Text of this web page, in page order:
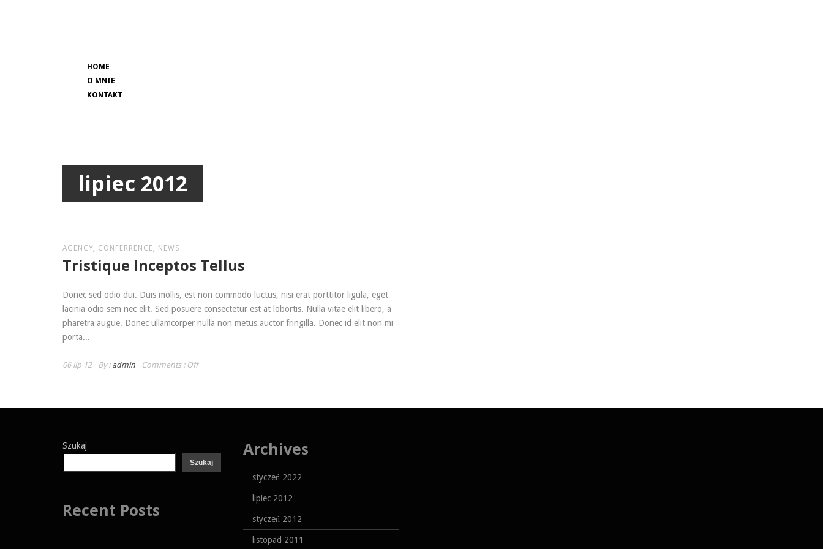
HOME
O MNIE
KONTAKT
lipiec 2012
AGENCY, CONFERRENCE , NEWS
Tristique Inceptos Tellus
Donec sed odio dui. Duis mollis, est non commodo luctus, nisi erat porttitor ligula, eget
lacinia odio sem nec elit. Sed posuere consectetur est at lobortis. Nulla vitae elit libero, a
pharetra augue. Donec ullamcorper nulla non metus auctor fringilla. Donec id elit non mi
porta...
06 lip 12 By : admin Comments : Off
Szukaj
Szukaj
Recent Posts
Archives
styczeń 2022
lipiec 2012
styczeń 2012
listopad 2011